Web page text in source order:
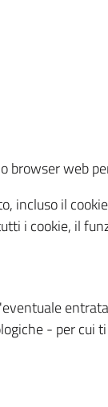
browser web
incluso il
i cookie, il
- per cui